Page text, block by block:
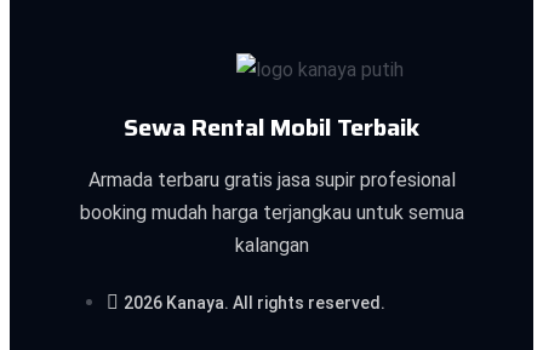
Sewa Rental Mobil Terbaik
Armada terbaru gratis jasa supir profesional
booking mudah harga terjangkau untuk semua
kalangan
2026 Kanaya. All rights reserved.